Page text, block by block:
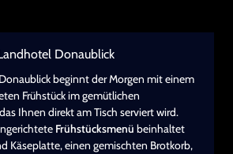
Donaublick
beginnt der Morgen mit einem
Frühstück im gemütlichen
Ihnen direkt am Tisch serviert wird.
Frühstücksmenü beinhaltet
Käseplatte, einen gemischten Brotkorb,